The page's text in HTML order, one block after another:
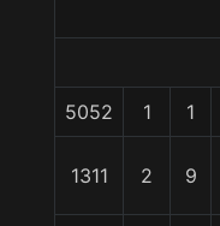
5052 1 1
1311 2 9